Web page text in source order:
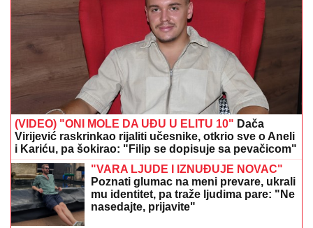
(VIDEO) "ONI MOLE DA UĐU U ELITU 10" Dača
Virijević raskrinkao rijaliti učesnike, otkrio sve o Aneli
i Kariću, pa šokirao: "Filip se dopisuje sa pevačicom"
"VARA LJUDE I IZNUĐUJE NOVAC"
Poznati glumac na meni prevare, ukrali
mu identitet, pa traže ljudima pare: "Ne
nasedajte, prijavite"